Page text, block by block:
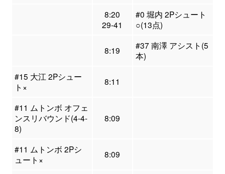
8:20
29-41
#0 堀内 2Pシュート
○(13点)
8:19
#37 南澤 アシスト(5
本)
#15 大江 2Pシュー
ト×
8:11
#11 ムトンボ オフェ
ンスリバウンド(4-4-
8)
8:09
#11 ムトンボ 2Pシ
ュート×
8:09